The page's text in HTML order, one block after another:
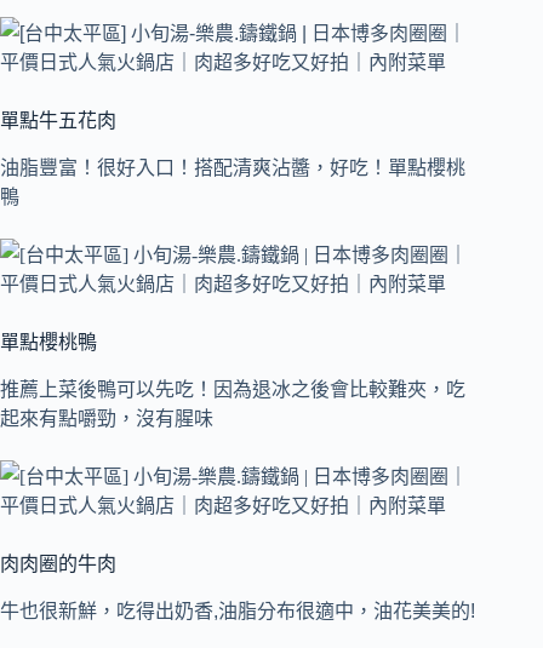
單點牛五花肉
油脂豐富！很好入口！搭配清爽沾醬，好吃！單點櫻桃
鴨
單點櫻桃鴨
推薦上菜後鴨可以先吃！因為退冰之後會比較難夾，吃
起來有點嚼勁，沒有腥味
肉肉圈的牛肉
牛也很新鮮，吃得出奶香,油脂分布很適中，油花美美的!